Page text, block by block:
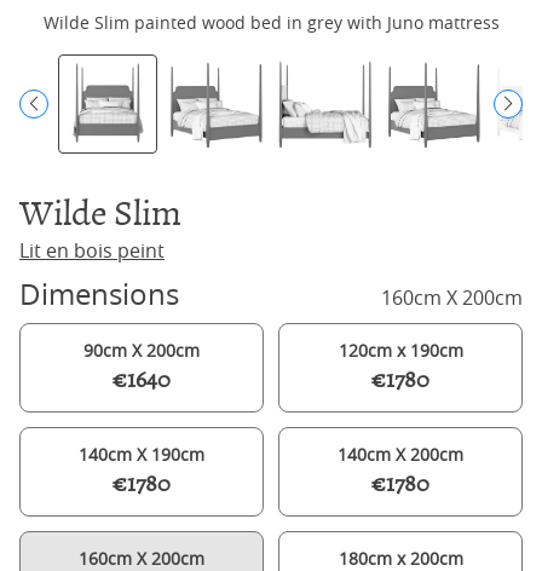
Wilde Slim painted wood bed in grey with Juno mattress
Wilde Slim
Lit en bois peint
Dimensions 160cm X 200cm
90cm X 200cm
€1640
120cm x 190cm
€1780
140cm X 190cm
€1780
140cm X 200cm
€1780
160cm X 200cm 180cm x 200cm